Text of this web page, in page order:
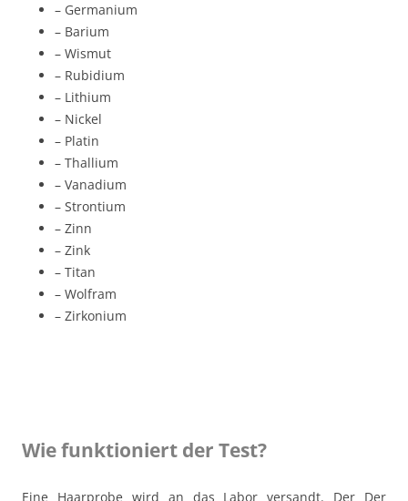
– Germanium
– Barium
– Wismut
– Rubidium
– Lithium
– Nickel
– Platin
– Thallium
– Vanadium
– Strontium
– Zinn
– Zink
– Titan
– Wolfram
– Zirkonium
Wie funktioniert der Test?
Eine Haarprobe wird an das Labor versandt. Der Der